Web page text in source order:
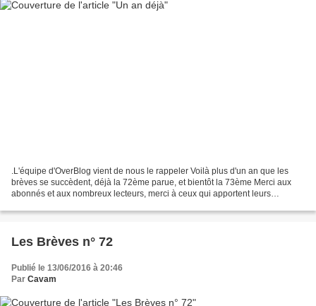
.L'équipe d'OverBlog vient de nous le rappeler Voilà plus d'un an que les
brèves se succèdent, déjà la 72ème parue, et bientôt la 73ème Merci aux
abonnés et aux nombreux lecteurs, merci à ceux qui apportent leurs
Les Brèves n° 72
Publié le 13/06/2016 à 20:46
Par Cavam